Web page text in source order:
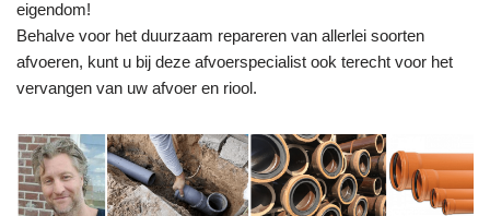
eigendom!
Behalve voor het duurzaam repareren van allerlei soorten
afvoeren, kunt u bij deze afvoerspecialist ook terecht voor het
vervangen van uw afvoer en riool.